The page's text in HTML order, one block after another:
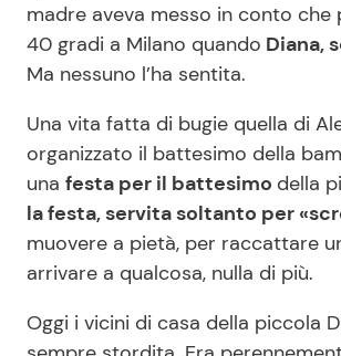
madre aveva messo in conto che
40 gradi a Milano quando Diana,
Ma nessuno l’ha sentita.
Una vita fatta di bugie quella di
organizzato il battesimo della
una festa per il battesimo della
la festa, servita soltanto per
muovere a pietà, per raccattare
arrivare a qualcosa, nulla di più.
Oggi i vicini di casa della piccola